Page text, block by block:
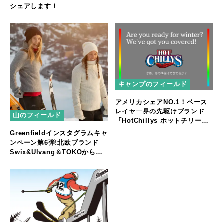
シェアします！
山のフィールド
Greenfieldインスタグラムキャ
ンペーン第6弾!北欧ブランド
Swix&Ulvang＆TOKOから豪
す！
キャンプのフィールド
アメリカシェアNO.1！ベース
レイヤー界の先駆けブランド
「HotChillys ホットチリー